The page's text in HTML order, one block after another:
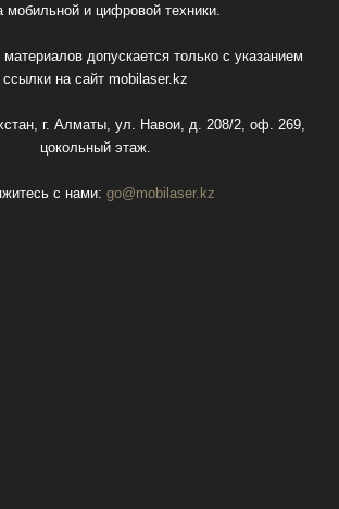
мобильной и цифровой техники.
допускается только с указанием
ссылки на сайт mobilaser.kz
г. Алматы, ул. Навои, д. 208/2, оф. 269,
цокольный этаж.
с нами: go@mobilaser.kz